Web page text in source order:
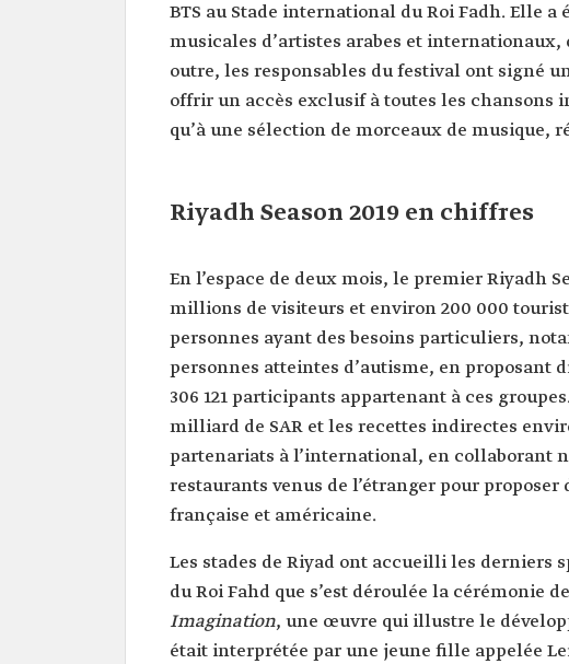
BTS au Stade international du Roi Fadh. Elle
musicales d’artistes arabes et
outre, les responsables du festival ont signé
offrir un accès exclusif à toutes les chansons
qu’à une sélection de morceaux de
Riyadh Season 2019 en chiffres
En l’espace de deux mois, le premier Riyadh
millions de visiteurs et environ 200 000
personnes ayant des besoins particuliers,
personnes atteintes d’autisme, en
306 121 participants appartenant à ces
milliard de SAR et les recettes indirectes
partenariats à l’international, en collaborant
restaurants venus de l’étranger pour
française et américaine.
Les stades de Riyad ont accueilli les derniers
du Roi Fahd que s’est déroulée la cérémonie
Imagination, une œuvre qui illustre le
était interprétée par une jeune fille appelée